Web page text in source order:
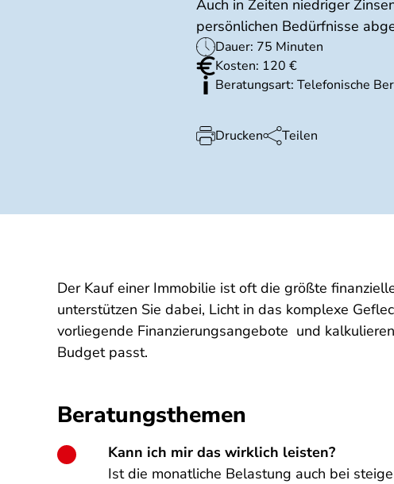
Auch in Zeiten niedriger
persönlichen Bedürfnisse
Dauer: 75 Minuten
Kosten: 120 €
Beratungsart: Telefonische
Drucken Teilen
Der Kauf einer Immobilie ist oft die größte
unterstützen Sie dabei, Licht in das komplexe
vorliegende Finanzierungsangebote und
Budget passt.
Beratungsthemen
Kann ich mir das wirklich leisten?
Ist die monatliche Belastung auch bei